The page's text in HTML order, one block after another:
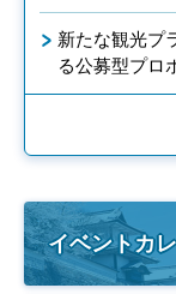
新たな観光プ
る公募型プロ
イベントカ